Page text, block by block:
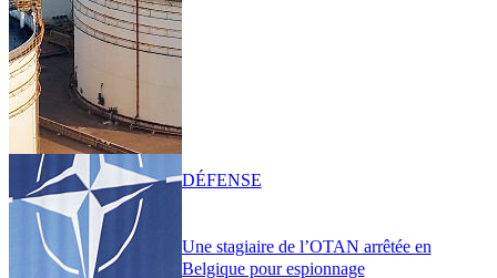
Une stagiaire de l’OTAN arrêtée en
Belgique pour espionnage
DÉFENSE